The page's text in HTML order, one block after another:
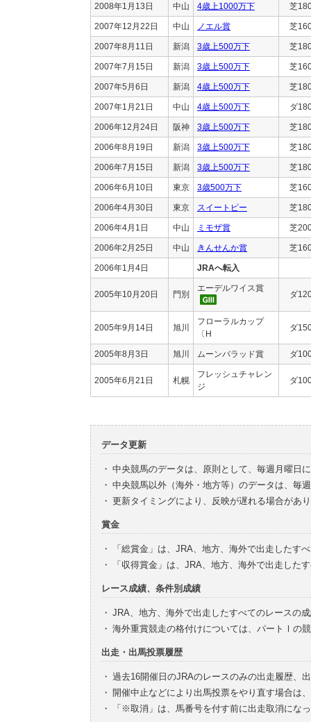
2008年1月13日 中山 4歳上1000万下 芝
2007年12月22日 中山 ノエル賞 芝
2007年8月11日 新潟 3歳上500万下 芝
2007年7月15日 新潟 3歳上500万下 芝
2007年5月6日 新潟 4歳上500万下 芝
2007年1月21日 中山 4歳上500万下 ダ
2006年12月24日 阪神 3歳上500万下 芝
2006年8月19日 新潟 3歳上500万下 芝
2006年7月15日 新潟 3歳上500万下 芝
2006年6月10日 東京 3歳500万下 芝
2006年4月30日 東京 スイートピー 芝
2006年4月1日 中山 ミモザ賞 芝
2006年2月25日 中山 きんせんか賞 芝
2006年1月4日 JRAへ転入
2005年10月20日 門別
エーデルワイス賞
ダ
2005年9月14日 旭川
フローラルカップ
〔H
ダ
2005年8月3日 旭川 ムーンバラッド賞 ダ
2005年6月21日 札幌
フレッシュチャレン
ジ
ダ
データ更新
・ 中央競馬のデータは、原則として、毎週月曜日
・ 中央競馬以外（海外・地方等）のデータは、毎
・ 更新タイミングにより、反映が遅れる場合があ
賞金
・
「総賞金」は、JRA、地方、海外で出走したす
・
「収得賞金」は、JRA、地方、海外で出走した
レース成績、条件別成績
・ JRA、地方、海外で出走したすべてのレースの
・ 海外重賞競走の格付けについては、パートⅠの
出走・出馬投票履歴
・ 過去16開催日のJRAのレースのみの出走履歴、
・ 開催中止などにより出馬投票をやり直す場合は
・
「※取消」は、馬番号を付す前に出走取消にな